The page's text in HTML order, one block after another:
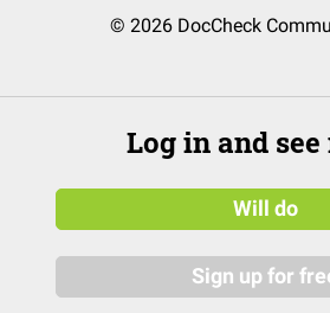
© 2026 DocCheck
Log in and see
Will do
Sign up for